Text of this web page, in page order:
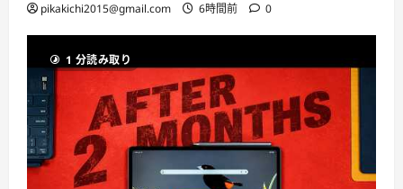
pikakichi2015@gmail.com 6時間前 0
1 分読み取り